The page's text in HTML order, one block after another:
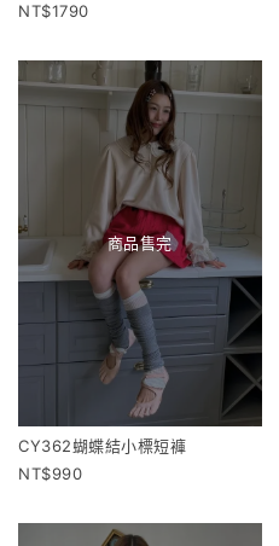
1790
商品售完
CY362蝴蝶結小標短褲
990